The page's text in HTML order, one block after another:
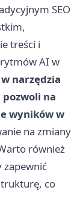
SEO
treści i
AI w
narzędzia
na
wyników w
na zmiany
również
zapewnić
co